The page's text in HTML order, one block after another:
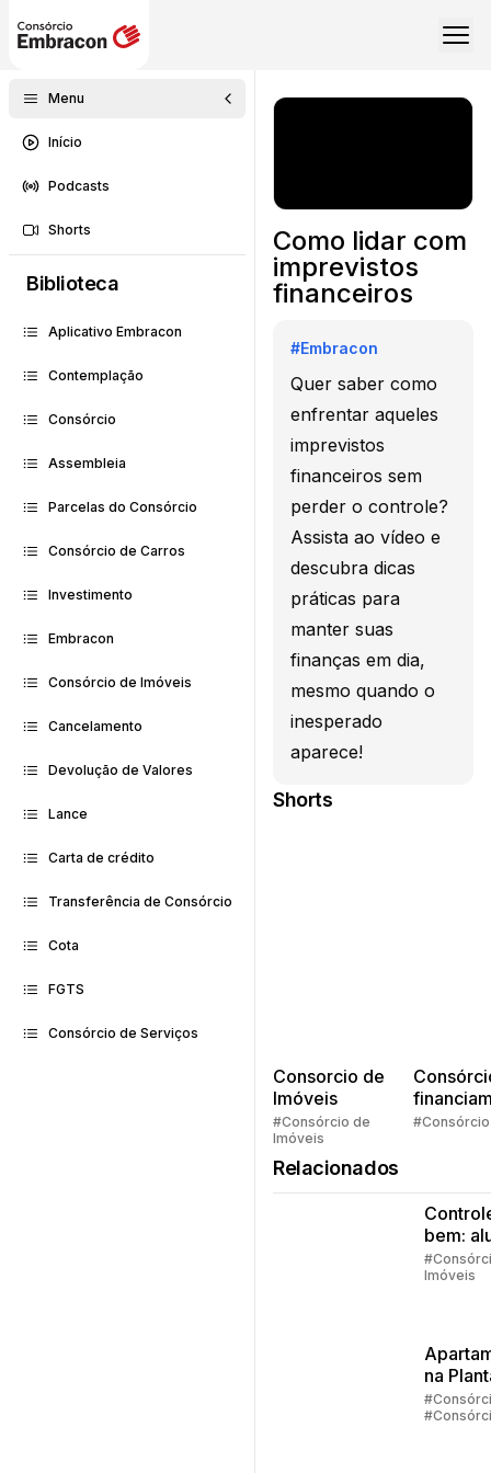
Menu
Início
Podcasts
Shorts
Biblioteca
Aplicativo Embracon
Contemplação
Consórcio
Assembleia
Parcelas do Consórcio
Consórcio de Carros
Investimento
Embracon
Consórcio de Imóveis
Cancelamento
Devolução de Valores
Lance
Carta de crédito
Transferência de Consórcio
Cota
FGTS
Consórcio de Serviços
Como lidar com
imprevistos
financeiros
#Embracon
Quer saber como
enfrentar aqueles
imprevistos
financeiros sem
perder o controle?
Assista ao vídeo e
descubra dicas
práticas para
manter suas
finanças em dia,
mesmo quando o
inesperado
aparece!
Shorts
Consorcio de
Imóveis
#Consórcio de
Imóveis
Quem
#Consórcio
Relacionados
bem:
ou casa
Imóveis
na